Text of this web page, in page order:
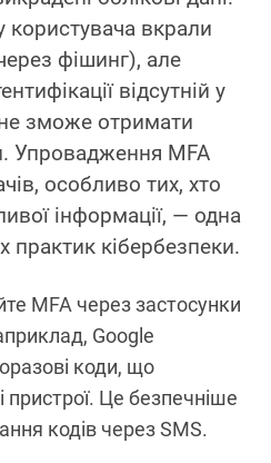
вкрали
фішинг), але
відсутній у
зможе отримати
Упровадження MFA
особливо тих, хто
інформації, — одна
практик кібербезпеки.
MFA через застосунки
Google
коди, що
пристрої. Це безпечніше
кодів через SMS.